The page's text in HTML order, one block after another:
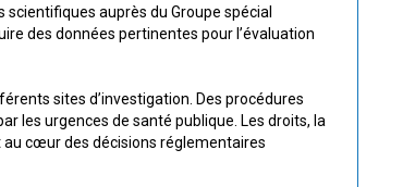
auprès du Groupe spécial
des données pertinentes pour l’évaluation
sites d’investigation. Des procédures
les urgences de santé publique. Les droits, la
cœur des décisions réglementaires